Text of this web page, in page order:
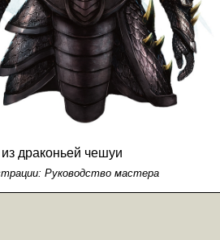
драконьей чешуи
Руководство мастера